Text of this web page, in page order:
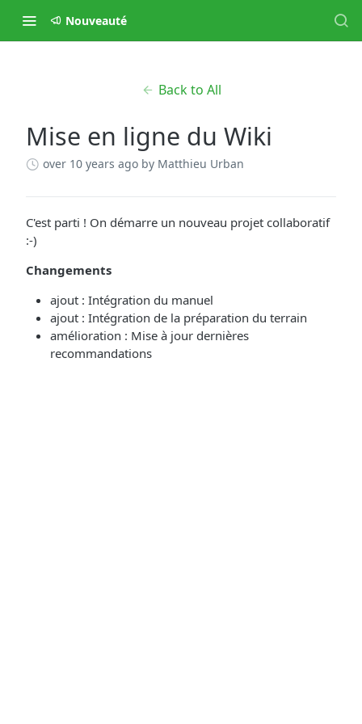
Nouveauté
Back to All
Mise en ligne du Wiki
over 10 years ago by Matthieu Urban
C'est parti ! On démarre un nouveau projet collaboratif
:-)
Changements
ajout : Intégration du manuel
ajout : Intégration de la préparation du terrain
amélioration : Mise à jour dernières
recommandations